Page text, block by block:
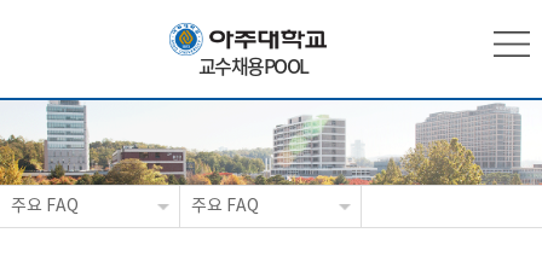
교수채용POOL
주요 FAQ 주요 FAQ